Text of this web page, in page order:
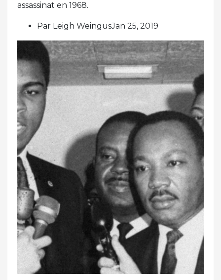
assassinat en 1968.
Par Leigh WeingusJan 25, 2019